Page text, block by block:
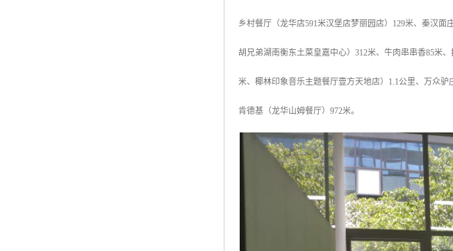
乡村餐厅（龙华店591米汉堡店梦丽园店）129米、秦汉
胡兄弟湖南衡东土菜皇嘉中心）312米、牛肉串串香85米
米、椰林印象音乐主题餐厅壹方天地店）1.1公里、万众驴
肯德基（龙华山姆餐厅）972米。